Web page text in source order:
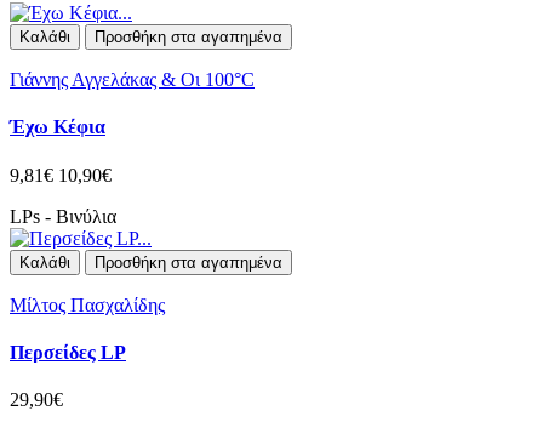
Καλάθι Προσθήκη στα αγαπημένα
Γιάννης Αγγελάκας & Οι 100°C
Έχω Κέφια
9,81€ 10,90€
LPs - Βινύλια
Καλάθι Προσθήκη στα αγαπημένα
Μίλτος Πασχαλίδης
Περσείδες LP
29,90€